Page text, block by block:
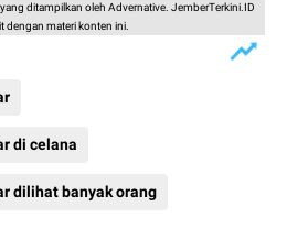
ditampilkan oleh Advernative. JemberTerkini.ID
dengan materi konten ini.
di celana
dilihat banyak orang